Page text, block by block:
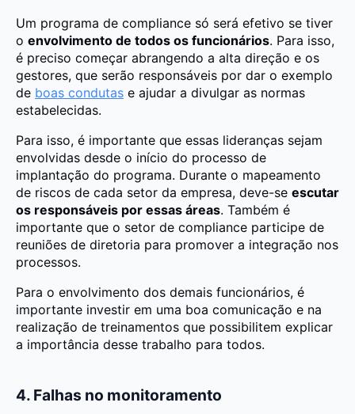
Um programa de compliance só será efetivo se tiver
o envolvimento de todos os funcionários. Para isso,
é preciso começar abrangendo a alta direção e os
gestores, que serão responsáveis por dar o exemplo
de boas condutas e ajudar a divulgar as normas
estabelecidas.
Para isso, é importante que essas lideranças sejam
envolvidas desde o início do processo de
implantação do programa. Durante o mapeamento
de riscos de cada setor da empresa, deve-se escutar
os responsáveis por essas áreas. Também é
importante que o setor de compliance participe de
reuniões de diretoria para promover a integração nos
processos.
Para o envolvimento dos demais funcionários, é
importante investir em uma boa comunicação e na
realização de treinamentos que possibilitem explicar
a importância desse trabalho para todos.
4. Falhas no monitoramento